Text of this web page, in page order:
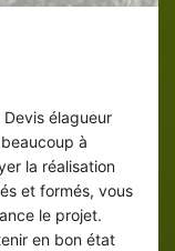
élagueur
à
la réalisation
et formés, vous
le projet.
en bon état